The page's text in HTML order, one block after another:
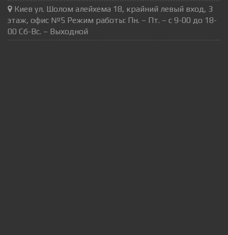
Киев ул. Шолом алейхема 18, крайний левый вход, 3
этаж, офис №5 Режим работы: Пн. – Пт. – с 9-00 до 18-
00 Сб-Вс. – Выходной